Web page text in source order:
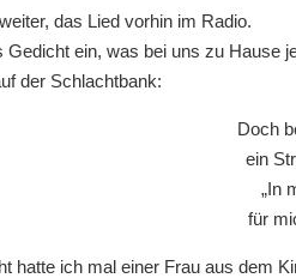
das Lied vorhin im Radio.
Gedicht ein, was bei uns zu Hause
der Schlachtbank:
Doch
ein
„In
für
hatte ich mal einer Frau aus dem